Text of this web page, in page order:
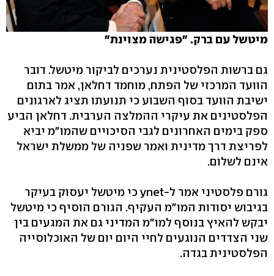
מיטשל עם ברק. "פגישה מצוינת"
גם ברשות הפלסטינית נערכים לביקור מיטשל. דובר
הוועד המרכזי של הפתח, מוחמד דחלאן, אמר בתום
ישיבת הוועד בסוף השבוע כי תנועתו תציג לארגונים
הפלסטינים את עיקרי ההמלצה הערבית. דחלאן הביע
ספק בימים האחרונים לגבי הסיכויים שהמו"מ יביא
לפריצת דרך מדינית ואמר שפניה של ממשלת ישראל
אינם לשלום.
גורם פלסטיני אמר ל-ynet כי מיטשל יעסוק בעיקר
בגיבוש יסודות המו"מ העקיף. הגורם הוסיף כי מיטשל
יבקש להאיץ בנוסף למו"מ המדיני גם את המגעים בין
שני הצדדים הנוגעים לחיי היום יום של האוכלוסייה
הפלסטינית בגדה.